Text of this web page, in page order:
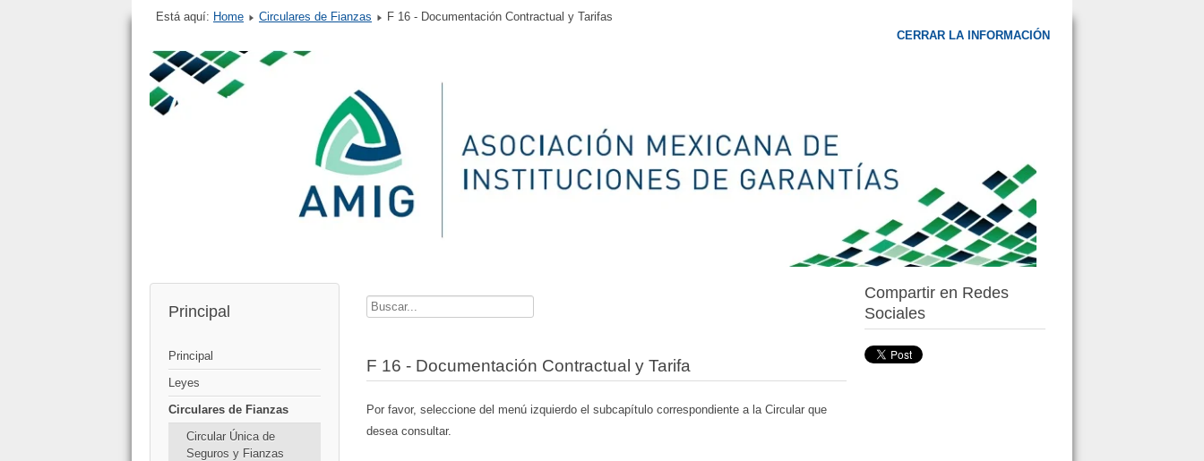
Está aquí: Home Circulares de Fianzas F 16 - Documentación Contractual y Tarifas
Principal
Principal
Leyes
Circulares de Fianzas
Circular Única de
Seguros y Fianzas
Buscador
F 16 - Documentación Contractual y Tarifa
Por favor, seleccione del menú izquierdo el subcapítulo correspondiente a la Circular que
desea consultar.
CERRAR LA INFORMACIÓN
Compartir en Redes
Sociales